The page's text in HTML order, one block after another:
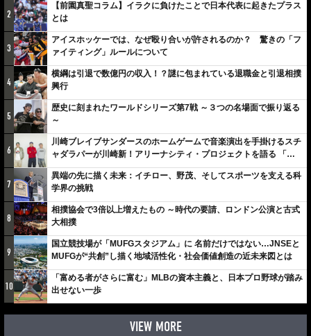
2
【前園真聖コラム】イラクに負けたことで日本代表に起きたプラス
とは
3
アイスホッケーでは、なぜ殴り合いが許されるのか？ 驚きの「フ
ァイティング」ルールについて
4
横綱は引退で数億円の収入！？謎に包まれている退職金と引退相撲
興行
5
歴史に刻まれたワールドシリーズ第7戦 ～３つの名場面で振り返る
～
6
川崎ブレイブサンダースのホームゲームで音楽演出を手掛けるスチ
ャダラパーが川崎新！アリーナシティ・プロジェクトを語る 「楽
しみでしかないでしょ。川崎は、ずっと成長曲線だから」
7
異端の先に描く未来：イチロー、野茂、そしてスポーツを支える科
学界の挑戦
8
相撲協会で3倍以上増えたもの ～時代の要請、ロンドン公演と古式
大相撲
9
国立競技場が「MUFGスタジアム」に 名前だけではない…JNSEと
MUFGが“共創”し描く地域活性化・社会価値創造の近未来図とは
10
「富める者がさらに富む」MLBの資本主義と、日本プロ野球が踏み
出せない一歩
VIEW MORE